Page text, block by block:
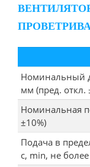
Номинальный
мм (пред. откл.
Номинальная
±10%)
Подача в
с, min, не более